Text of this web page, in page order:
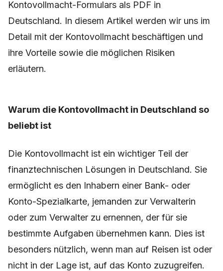
Kontovollmacht-Formulars als PDF in
Deutschland. In diesem Artikel werden wir uns im
Detail mit der Kontovollmacht beschäftigen und
ihre Vorteile sowie die möglichen Risiken
erläutern.
Warum die Kontovollmacht in Deutschland so
beliebt ist
Die Kontovollmacht ist ein wichtiger Teil der
finanztechnischen Lösungen in Deutschland. Sie
ermöglicht es den Inhabern einer Bank- oder
Konto-Spezialkarte, jemanden zur Verwalterin
oder zum Verwalter zu ernennen, der für sie
bestimmte Aufgaben übernehmen kann. Dies ist
besonders nützlich, wenn man auf Reisen ist oder
nicht in der Lage ist, auf das Konto zuzugreifen.